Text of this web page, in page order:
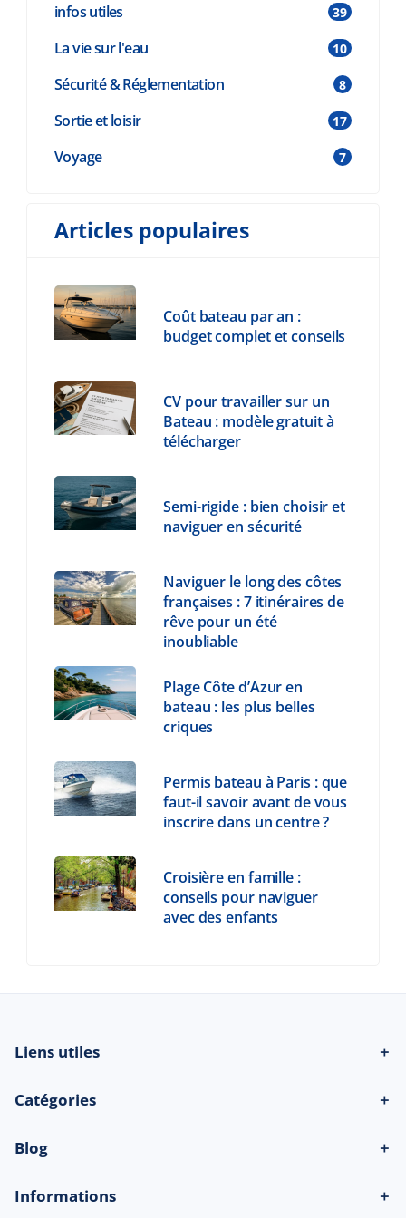
infos utiles 39
La vie sur l'eau 10
Sécurité & Réglementation 8
Sortie et loisir 17
Voyage 7
Articles populaires
Coût bateau par an :
budget complet et conseils
CV pour travailler sur un
Bateau : modèle gratuit à
télécharger
Semi-rigide : bien choisir et
naviguer en sécurité
Naviguer le long des côtes
françaises : 7 itinéraires de
rêve pour un été
inoubliable
Plage Côte d’Azur en
bateau : les plus belles
criques
Permis bateau à Paris : que
faut-il savoir avant de vous
inscrire dans un centre ?
Croisière en famille :
conseils pour naviguer
avec des enfants
Liens utiles ＋
Catégories ＋
Blog ＋
Informations ＋